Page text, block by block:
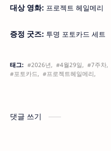
대상 영화: 프로젝트 헤일메리
증정 굿즈: 투명 포토카드 세트
태그: #2026년, #4월29일, #7주차,
#포토카드, #프로젝트헤일메리,
댓글 쓰기